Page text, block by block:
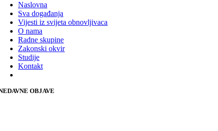
Naslovna
Sva događanja
Vijesti iz svijeta obnovljivaca
O nama
Radne skupine
Zakonski okvir
Studije
Kontakt
OBJAVE